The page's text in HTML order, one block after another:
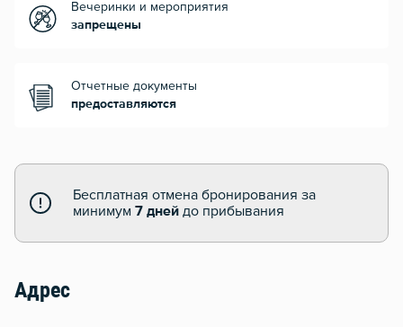
Вечеринки и мероприятия
запрещены
Отчетные документы
предоставляются
Бесплатная отмена бронирования за
минимум 7 дней до прибывания
Адрес